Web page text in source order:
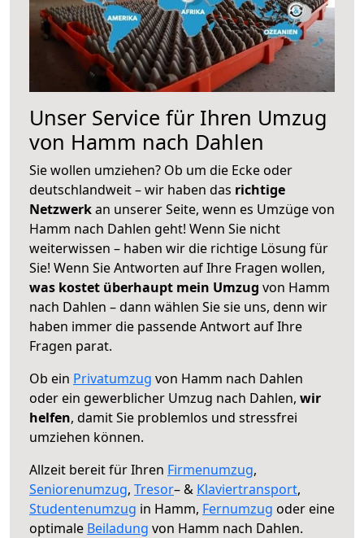
Unser Service für Ihren Umzug
von Hamm nach Dahlen
Sie wollen umziehen? Ob um die Ecke oder
deutschlandweit – wir haben das richtige
Netzwerkan unserer Seite, wenn es Umzüge von
Hamm nach Dahlen geht! Wenn Sie nicht
weiterwissen – haben wir die richtige Lösung für
Sie! Wenn Sie Antworten auf Ihre Fragen wollen,
was kostet überhaupt mein Umzug von Hamm
nach Dahlen – dann wählen Sie sie uns, denn wir
haben immer die passende Antwort auf Ihre
Fragen parat.
Ob ein Privatumzug von Hamm nach Dahlen
oder ein gewerblicher Umzug nach Dahlen, wir
helfen, damit Sie problemlos und stressfrei
umziehen können.
Allzeit bereit für Ihren Firmenumzug,
Seniorenumzug, Tresor– & Klaviertransport,
Studentenumzug in Hamm, Fernumzug oder eine
optimale Beiladung von Hamm nach Dahlen.